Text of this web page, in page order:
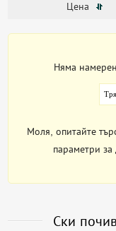
Цена
Няма
Моля, опитайте
параметри за
Ски